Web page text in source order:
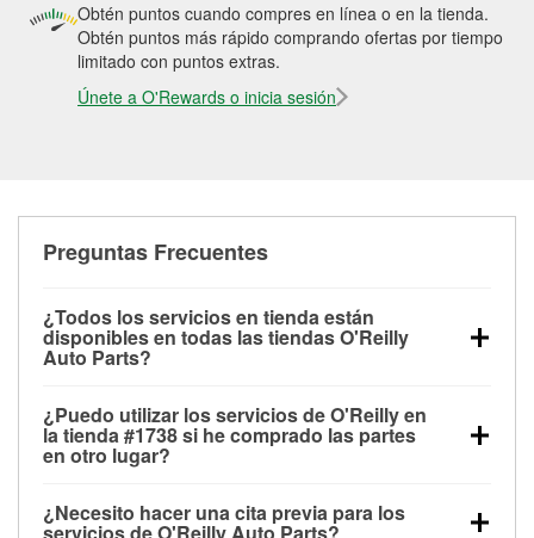
Obtén puntos cuando compres en línea o en la tienda.
Obtén puntos más rápido comprando ofertas por tiempo
limitado con puntos extras.
Únete a O'Rewards o inicia sesión
Preguntas Frecuentes
¿Todos los servicios en tienda están
disponibles en todas las tiendas O'Reilly
Auto Parts?
las pruebas de batería, pruebas de alternador y
motor de arranque, revisión de la luz “Check Engine”
con O'Reilly VeriScan® e instalación de
limpiaparabrisas o bombillas, están disponibles en
todas las tiendas O'Reilly Auto Parts. La tienda
¿Puedo utilizar los servicios de O'Reilly en
la tienda #1738 si he comprado las partes
en otro lugar?
de O'Reilly Auto Parts que estén disponibles en la
¿Necesito hacer una cita previa para los